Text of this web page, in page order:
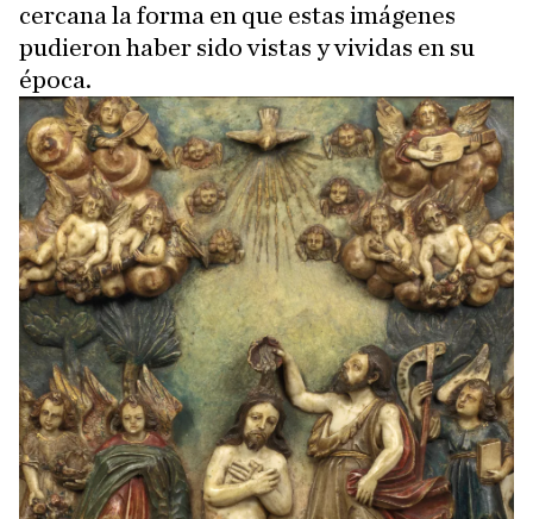
cercana la forma en que estas imágenes
pudieron haber sido vistas y vividas en su
época.